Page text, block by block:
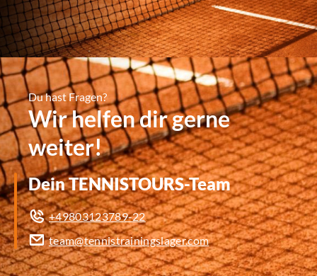
Du hast Fragen?
Wir helfen dir gerne
weiter!
Dein TENNISTOURS-Team
+49803123789-22
team@tennistrainingslager.com